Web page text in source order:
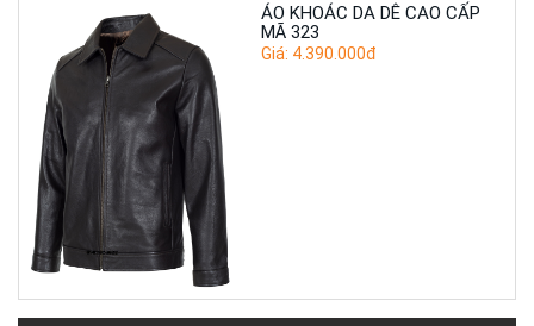
ÁO KHOÁC DA DÊ CAO CẤP
MÃ 323
Giá: 4.390.000đ